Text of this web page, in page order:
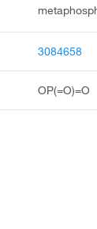
3084658
OP(=O)=O